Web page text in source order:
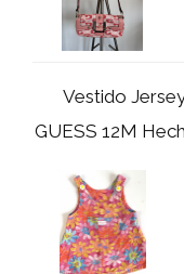
Vestido
GUESS 12M